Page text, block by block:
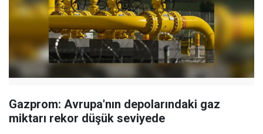
Gazprom: Avrupa'nın depolarındaki gaz
miktarı rekor düşük seviyede